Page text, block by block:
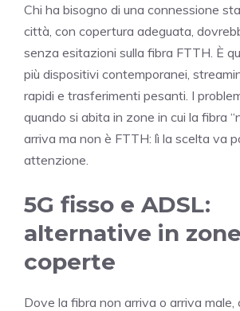
Chi ha bisogno di una connessione
città, con copertura adeguata,
senza esitazioni sulla fibra FTTH. È
più dispositivi contemporanei,
rapidi e trasferimenti pesanti. I
quando si abita in zone in cui la fibra
arriva ma non è FTTH: lì la scelta va
attenzione.
5G fisso e ADSL:
alternative in
coperte
Dove la fibra non arriva o arriva male,